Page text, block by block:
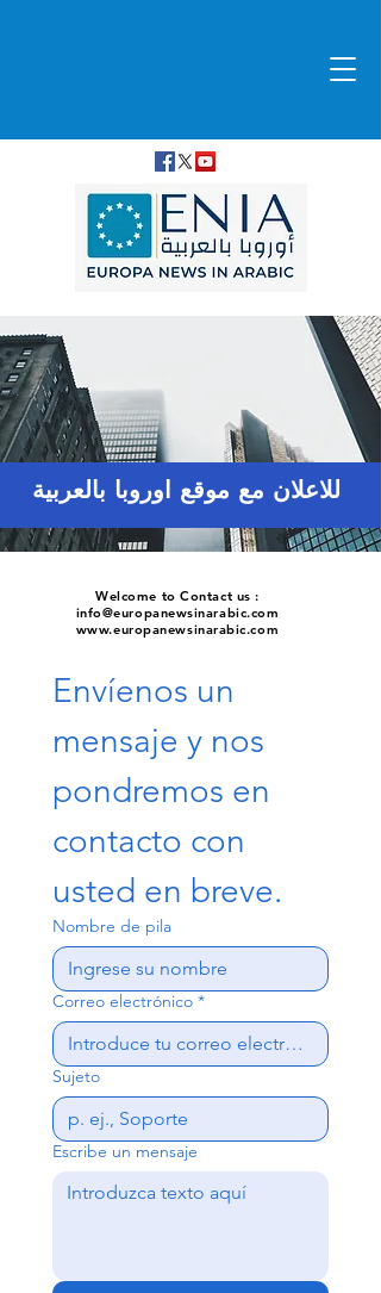
Welcome to Contact us :
info@europanewsinarabic.com
www.europanewsinarabic.com
Envíenos un
mensaje y nos
pondremos en
contacto con
usted en breve.
Nombre de pila
Correo electrónico *
Sujeto
Escribe un mensaje